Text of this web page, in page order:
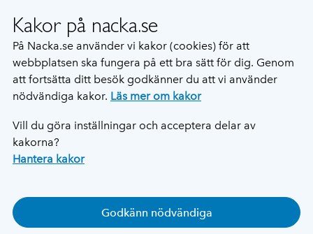
Kakor på nacka.se
På Nacka.se använder vi kakor (cookies) för att
webbplatsen ska fungera på ett bra sätt för dig. Genom
att fortsätta ditt besök godkänner du att vi använder
nödvändiga kakor. Läs mer om kakor
Vill du göra inställningar och acceptera delar av
kakorna?
Hantera kakor
Godkänn nödvändiga